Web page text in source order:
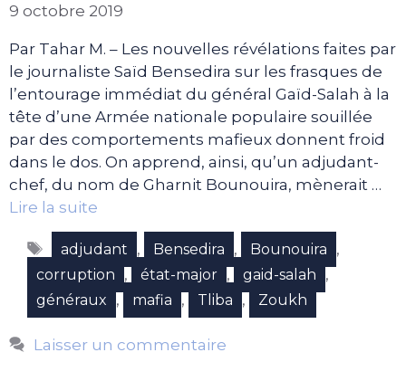
9 octobre 2019
Par Tahar M. – Les nouvelles révélations faites par
le journaliste Saïd Bensedira sur les frasques de
l’entourage immédiat du général Gaïd-Salah à la
tête d’une Armée nationale populaire souillée
par des comportements mafieux donnent froid
dans le dos. On apprend, ainsi, qu’un adjudant-
chef, du nom de Gharnit Bounouira, mènerait …
Lire la suite
Étiquettes
adjudant , Bensedira , Bounouira ,
corruption , état-major , gaid-salah ,
généraux , mafia , Tliba , Zoukh
Laisser un commentaire